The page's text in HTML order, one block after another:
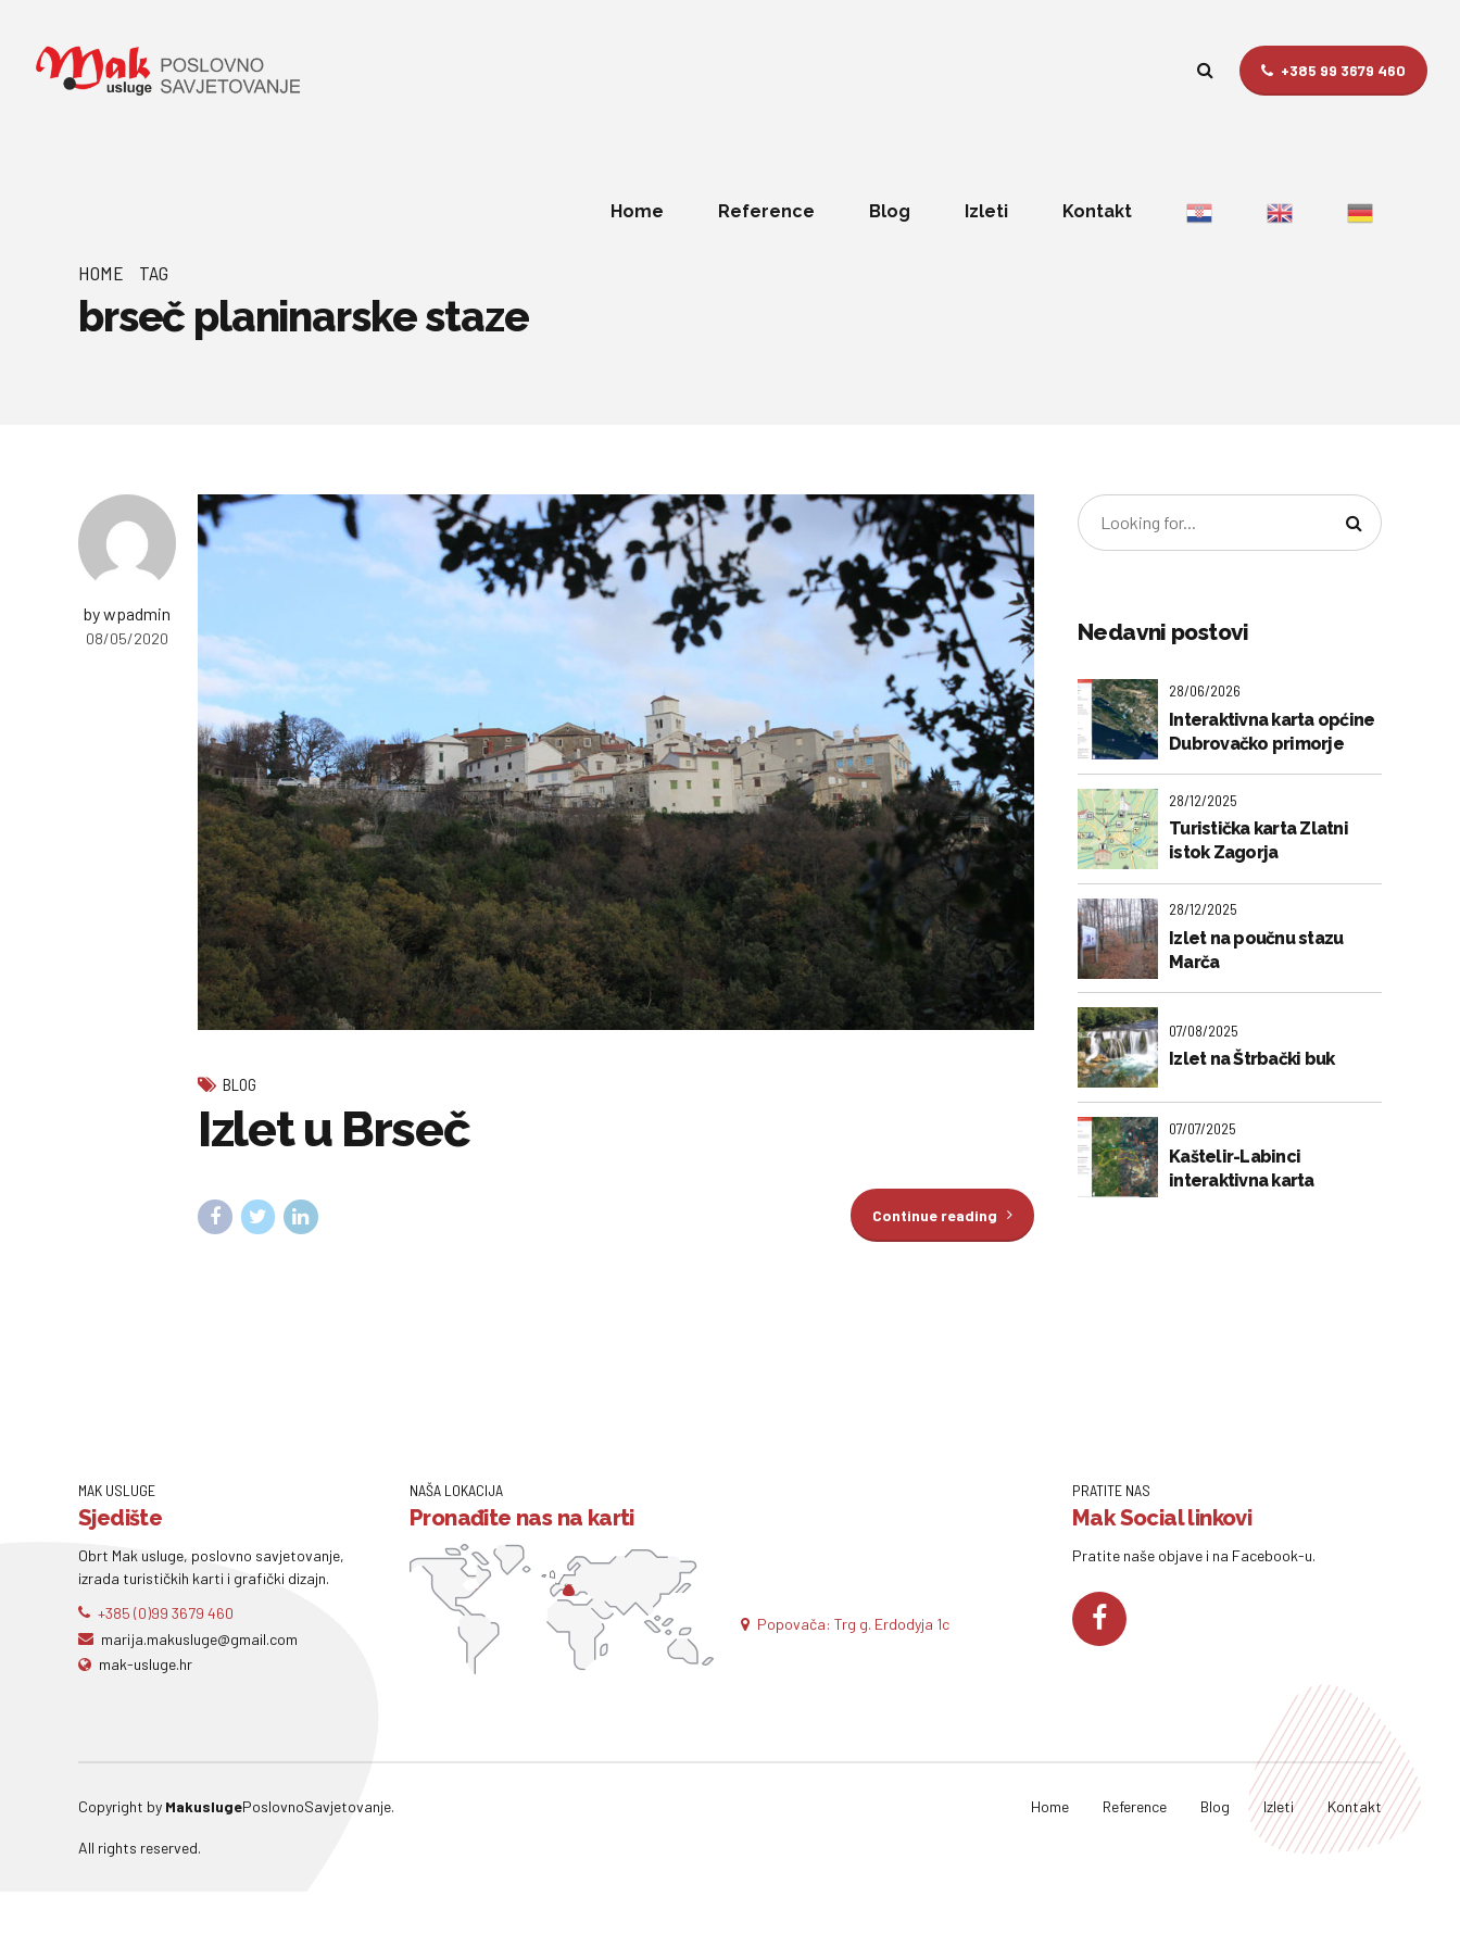
+385 99 3679 460
Home Reference Blog Izleti Kontakt
HOME TAG
brseč planinarske staze
by wpadmin
08/05/2020
BLOG
Izlet u Brseč
Continue reading
Nedavni postovi
28/06/2026
Interaktivna karta općine
Dubrovačko primorje
28/12/2025
Turistička karta Zlatni
istok Zagorja
28/12/2025
Izlet na poučnu stazu
Marča
07/08/2025
Izlet na Štrbački buk
07/07/2025
Kaštelir-Labinci
interaktivna karta
MAK USLUGE
Sjedište
Obrt Mak usluge, poslovno savjetovanje,
izrada turističkih karti i grafički dizajn.
+385 (0)99 3679 460
marija.makusluge@gmail.com
mak-usluge.hr
NAŠA LOKACIJA
Pronađite nas na karti
Popovača: Trg g. Erdodyja 1c
PRATITE NAS
Mak Social linkovi
Pratite naše objave i na Facebook-u.
Copyright by MakuslugePoslovnoSavjetovanje.
All rights reserved.
Home Reference Blog Izleti Kontakt